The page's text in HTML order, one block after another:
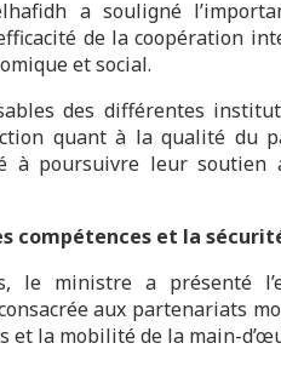
a souligné
de la coopération
et social.
des différentes
quant à la qualité du
à poursuivre leur soutien
compétences et la
le ministre a présenté
aux partenariats
et la mobilité de la main-